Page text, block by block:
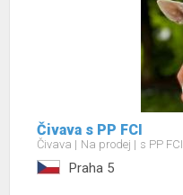
Čivava s PP FCI
Čivava Na prodej s PP FCI
Praha 5